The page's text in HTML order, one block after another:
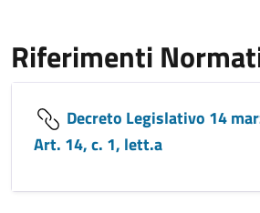
Riferimenti
Decreto Legislativo 14
Art. 14, c. 1, lett.a